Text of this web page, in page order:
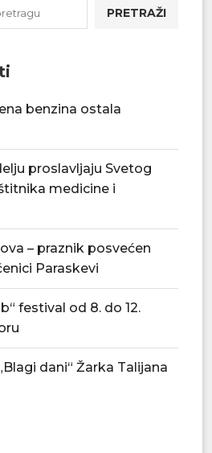
PRETRAŽI
benzina ostala
proslavljaju Svetog
medicine i
– praznik posvećen
Paraskevi
festival od 8. do 12.
dani“ Žarka Talijana